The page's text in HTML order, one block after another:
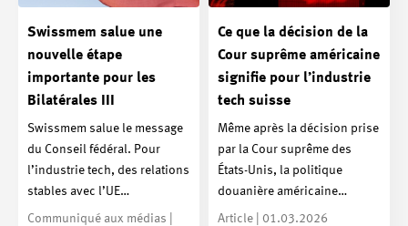
Swissmem salue une
nouvelle étape
importante pour les
Bilatérales III
Swissmem salue le message
du Conseil fédéral. Pour
l’industrie tech, des relations
stables avec l’UE…
Communiqué aux médias |
Ce que la décision de la
Cour suprême américaine
signifie pour l’industrie
tech suisse
Même après la décision prise
par la Cour suprême des
États-Unis, la politique
douanière américaine…
Article | 01.03.2026